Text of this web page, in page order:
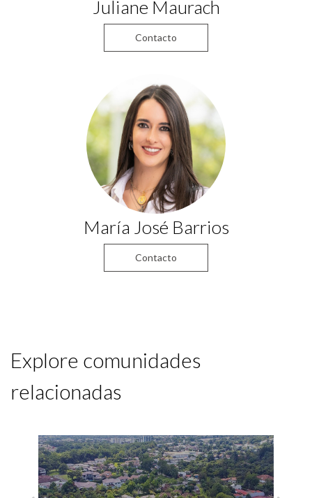
Juliane Maurach
Contacto
María José Barrios
Contacto
Explore comunidades
relacionadas